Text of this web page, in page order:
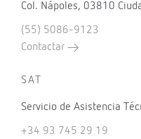
Col. Nápoles, 03810
(55) 5086-9123
Contactar
SAT
Servicio de Asistencia
+34 93 745 29 19